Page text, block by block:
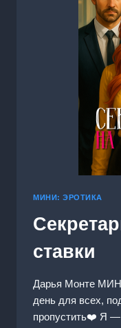
МИНИ: ЭРОТИКА
ставки
Дарья Монте
день для всех,
пропустить‍❤️‍ Я